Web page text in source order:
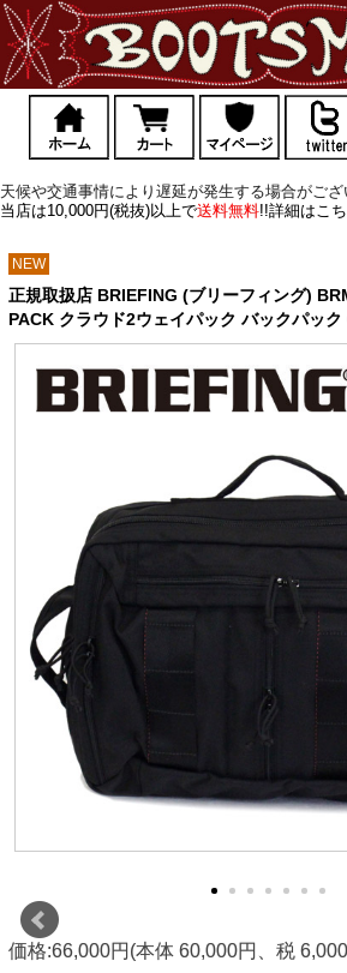
天候や交通事情により遅延が発生する場合がござ
当店は10,000円(税抜)以上で送料無料!!詳細はこ
NEW
正規取扱店 BRIEFING (ブリーフィング)
PACK クラウド2ウェイパック バックパッ
価格:66,000円(本体 60,000円、税